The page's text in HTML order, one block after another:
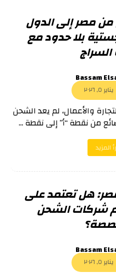
من مصر إلى الدول
بلا حدود مع
Bassam
يناير ٥, ٢٠٢٦
والأعمال، لم يعد الشحن
من نقطة “أ” إلى نقطة ...
المزيد
هل تعتمد على
شركات الشحن
Bassam
يناير ٥, ٢٠٢٦